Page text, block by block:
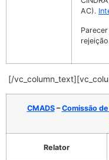
AC).
[/
CMADS–Comissão
Relator